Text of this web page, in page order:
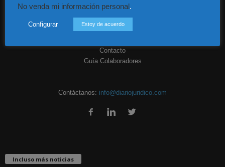
Audiencia y Publicidad
Quiénes somos
Contacto
Guía Colaboradores
Contáctanos: info@diariojuridico.com
Incluso más noticias
No venda mi información personal.
Configurar Estoy de acuerdo